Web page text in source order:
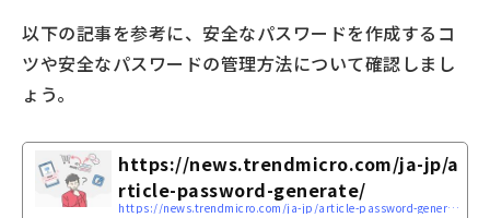
以下の記事を参考に、安全なパスワードを作成するコ
ツや安全なパスワードの管理方法について確認しまし
ょう。
https://news.trendmicro.com/ja-jp/a
rticle-password-generate/
https://news.trendmicro.com/ja-jp/article-password-generate/